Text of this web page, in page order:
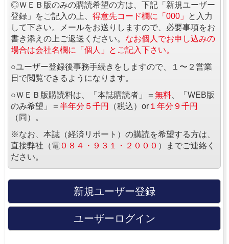
◎ＷＥＢ版のみの購読希望の方は、下記「新規ユーザー
登録」をご記入の上、 得意先コード欄に「000」
と入力
して下さい。メールをお送りしますので、必要事項をお
書き添えの上ご返送ください。 なお個人でお申し込みの
場合は会社名欄に「個人」とご記入下さい。
○ユーザー登録後事務手続きをしますので、１〜２営業
日で閲覧できるようになります。
○ＷＥＢ版購読料は、「本誌購読者」＝ 無料 、「WEB版
のみ希望」＝ 半年分５千円 （税込）or １年分９千円
（同）。
※なお、本誌（経済リポート）の購読を希望する方は、
直接弊社（電 ０８４・９３１・２０００ ）までご連絡く
ださい。
新規ユーザー登録
ユーザーログイン